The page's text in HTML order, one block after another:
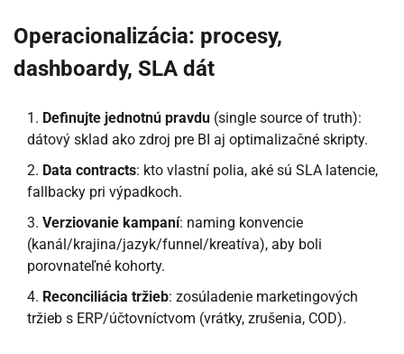
Operacionalizácia: procesy,
dashboardy, SLA dát
Definujte jednotnú pravdu (single source of truth):
dátový sklad ako zdroj pre BI aj optimalizačné skripty.
Data contracts: kto vlastní polia, aké sú SLA latencie,
fallbacky pri výpadkoch.
Verziovanie kampaní: naming konvencie
(kanál/krajina/jazyk/funnel/kreatíva), aby boli
porovnateľné kohorty.
Reconciliácia tržieb: zosúladenie marketingových
tržieb s ERP/účtovníctvom (vrátky, zrušenia, COD).